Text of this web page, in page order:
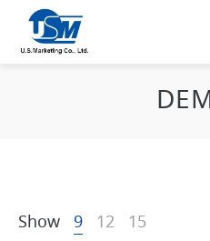
Show 9 12 15